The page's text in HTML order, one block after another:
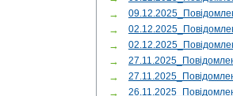
→
→
→
→
→
→